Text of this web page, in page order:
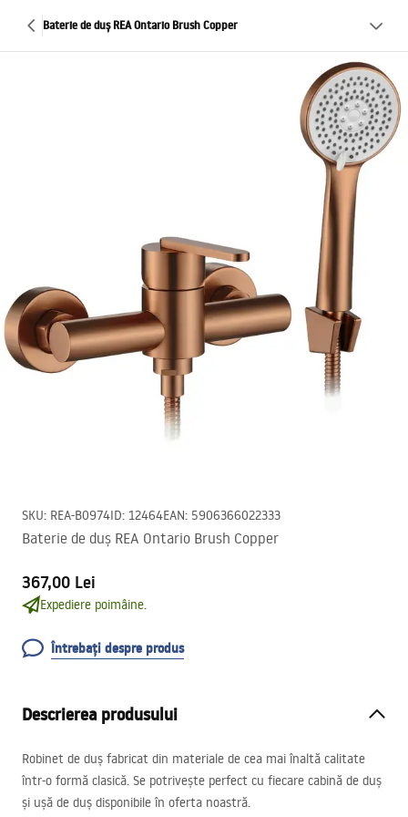
Baterie de duș REA Ontario Brush Copper
SKU: REA-B0974ID: 12464EAN: 5906366022333
Baterie de duș REA Ontario Brush Copper
367,00 Lei
Expediere poimâine.
Întrebați despre produs
Descrierea produsului
Robinet de duș fabricat din materiale de cea mai înaltă calitate
într-o formă clasică. Se potrivește perfect cu fiecare cabină de duș
și ușă de duș disponibile în oferta noastră.